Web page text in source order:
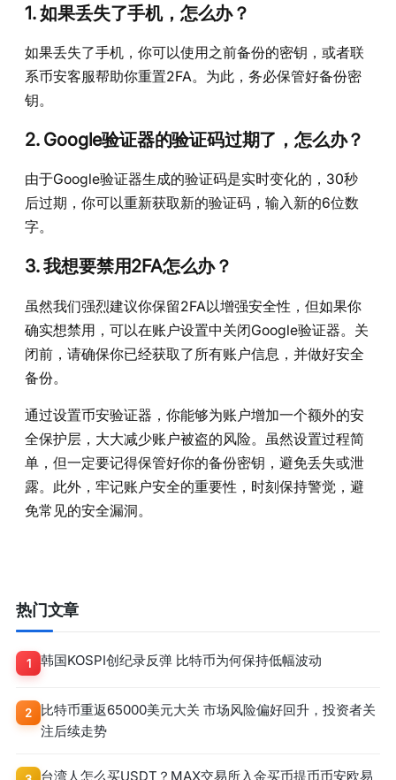
1.如果丢失了手机，怎么办？
如果丢失了手机，你可以使用之前备份的密钥，或者联
系币安客服帮助你重置2FA。为此，务必保管好备份密
钥。
2. Google验证器的验证码过期了，怎么办？
由于Google验证器生成的验证码是实时变化的，30秒
后过期，你可以重新获取新的验证码，输入新的6位数
字。
3.我想要禁用2FA怎么办？
虽然我们强烈建议你保留2FA以增强安全性，但如果你
确实想禁用，可以在账户设置中关闭Google验证器。关
闭前，请确保你已经获取了所有账户信息，并做好安全
备份。
通过设置币安验证器，你能够为账户增加一个额外的安
全保护层，大大减少账户被盗的风险。虽然设置过程简
单，但一定要记得保管好你的备份密钥，避免丢失或泄
露。此外，牢记账户安全的重要性，时刻保持警觉，避
免常见的安全漏洞。
热门文章
1 韩国KOSPI创纪录反弹 比特币为何保持低幅波动
2
比特币重返65000美元大关 市场风险偏好回升，投资者关
注后续走势
台湾人怎么买USDT？MAX交易所入金买币提币币安欧易